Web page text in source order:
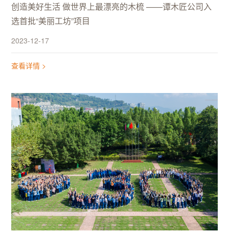
创造美好生活 做世界上最漂亮的木梳 ——谭木匠公司入
选首批“美丽工坊”项目
2023-12-17
查看详情 >